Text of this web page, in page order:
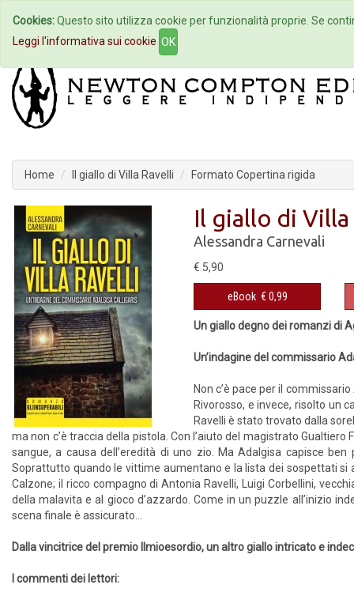
Home Autori Eventi
Home Il giallo di Villa Ravelli Formato Copertina rigida
Il giallo di
Alessandra Carnevali
€ 5,90
eBook € 0,99
Un giallo degno dei romanzi di
Un’indagine del commissario
Non c’è pace per il
Rivorosso, e invece, risolto un
Ravelli è stato trovato dalla
ma non c’è traccia della pistola. Con l’aiuto del magistrato
sangue, a causa dell’eredità di uno zio. Ma Adalgisa capisce
Soprattutto quando le vittime aumentano e la lista dei sospettati si
Calzone; il ricco compagno di Antonia Ravelli, Luigi Corbellini,
della malavita e al gioco d’azzardo. Come in un puzzle all’inizio
scena finale è assicurato…
Dalla vincitrice del premio Ilmioesordio, un altro giallo intricato e
I commenti dei lettori:
Cookies:Questo sito utilizza cookie per funzionalità proprie. Se
Leggi l'informativa sui cookie OK